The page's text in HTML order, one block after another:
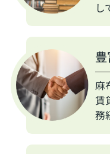
し
麻
賃
務